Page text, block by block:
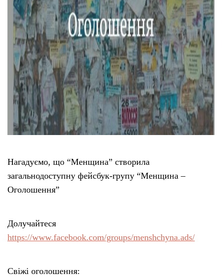
Нагадуємо, що “Менщина” створила
загальнодоступну фейсбук-групу “Менщина –
Оголошення”
Долучайтеся
https://www.facebook.com/groups/menshchyna.ads/
Свіжі оголошення: